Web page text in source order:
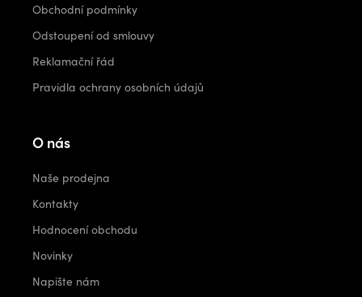
Obchodní podmínky
Odstoupení od smlouvy
Reklamační řád
Pravidla ochrany osobních údajů
O nás
Naše prodejna
Kontakty
Hodnocení obchodu
Novinky
Napište nám